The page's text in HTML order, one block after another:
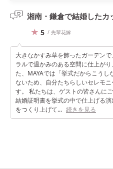
湘南・鎌倉で結婚したカ
5 / 先輩花嫁
大きなかすみ草を飾ったガーデン
ラルで温かみのある空間に仕上が
た、MAYAでは「挙式だからこう
ないため、自分たちらしいセレモ
す。 私たちは、ゲストの皆さんに
結婚証明書を挙式の中で仕上げる
をつくり上げて... 続きを見る